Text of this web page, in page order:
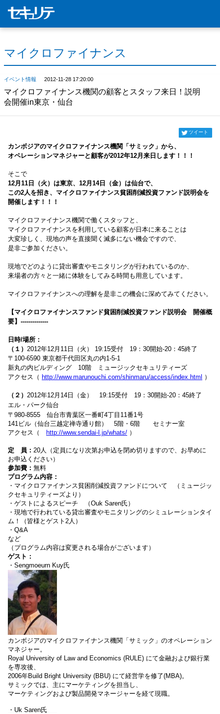
マイクロファイナンス
イベント情報 2012-11-28 17:20:00
マイクロファイナンス機関の顧客とスタッフ来日！説明
会開催in東京・仙台
ツイート
カンボジアのマイクロファイナンス機関「サミック」から、
オペレーションマネジャーと顧客が2012年12月来日します！！！
そこで
12月11日（火）は東京、12月14日（金）は仙台で、
この2人を招き、マイクロファイナンス貧困削減投資ファンド説明会を
開催します！！！
マイクロファイナンス機関で働くスタッフと、
マイクロファイナンスを利用している顧客が日本に来ることは
大変珍しく、現地の声を直接聞く滅多にない機会ですので、
是非ご参加ください。
現地でどのように貸出審査やモニタリングが行われているのか、
来場者の方々と一緒に体験をしてみる時間も用意しています。
マイクロファイナンスへの理解を是非この機会に深めてみてください。
【マイクロファイナンスファンド貧困削減投資ファンド説明会 開催概
要】--------------
日時/場所：
（１） 2012年12月11日（火） 19:15受付 19：30開始-20：45終了
〒100-6590 東京都千代田区丸の内1-5-1
新丸の内ビルディング 10階 ミュージックセキュリティーズ
アクセス（ http://www.marunouchi.com/shinmaru/access/index.html ）
（２） 2012年12月14日（金） 19:15受付 19：30開始-20：45終了
エル・パーク仙台
〒980-8555 仙台市青葉区一番町4丁目11番1号
141ビル（仙台三越定禅寺通り館） 5階・6階 セミナー室
アクセス（
http://www.sendai-l.jp/whats/ ）
定 員： 20人（定員になり次第お申込を閉め切りますので、お早めに
お申込ください）
参加費： 無料
プログラム内容：
・マイクロファイナンス貧困削減投資ファンドについて （ミュージッ
クセキュリティーズより）
・ゲストによるスピーチ （Ouk Saren氏）
・現地で行われている貸出審査やモニタリングのシミュレーションタイ
ム！（皆様とゲスト2人）
・Q&A
など
（プログラム内容は変更される場合がございます）
ゲスト：
・Sengmoeurn Kuy氏
カンボジアのマイクロファイナンス機関「サミック」のオペレーション
マネジャー。
Royal University of Law and Economics (RULE) にて金融および銀行業
を専攻後、
2006年Build Bright University (BBU) にて経営学を修了(MBA)。
サミックでは、主にマーケティングを担当し、
マーケティングおよび製品開発マネージャーを経て現職。
・Uk Saren氏